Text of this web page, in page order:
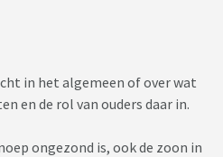
in het algemeen of over wat
en de rol van ouders daar in.
ongezond is, ook de zoon in